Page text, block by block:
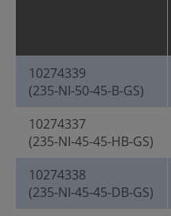
10274339
(235-NI-50-45-B-GS)
10274337
(235-NI-45-45-HB-GS)
10274338
(235-NI-45-45-DB-GS)